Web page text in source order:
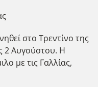
στο Τρεντίνο της
2 Αυγούστου. Η
με τις Γαλλίας,